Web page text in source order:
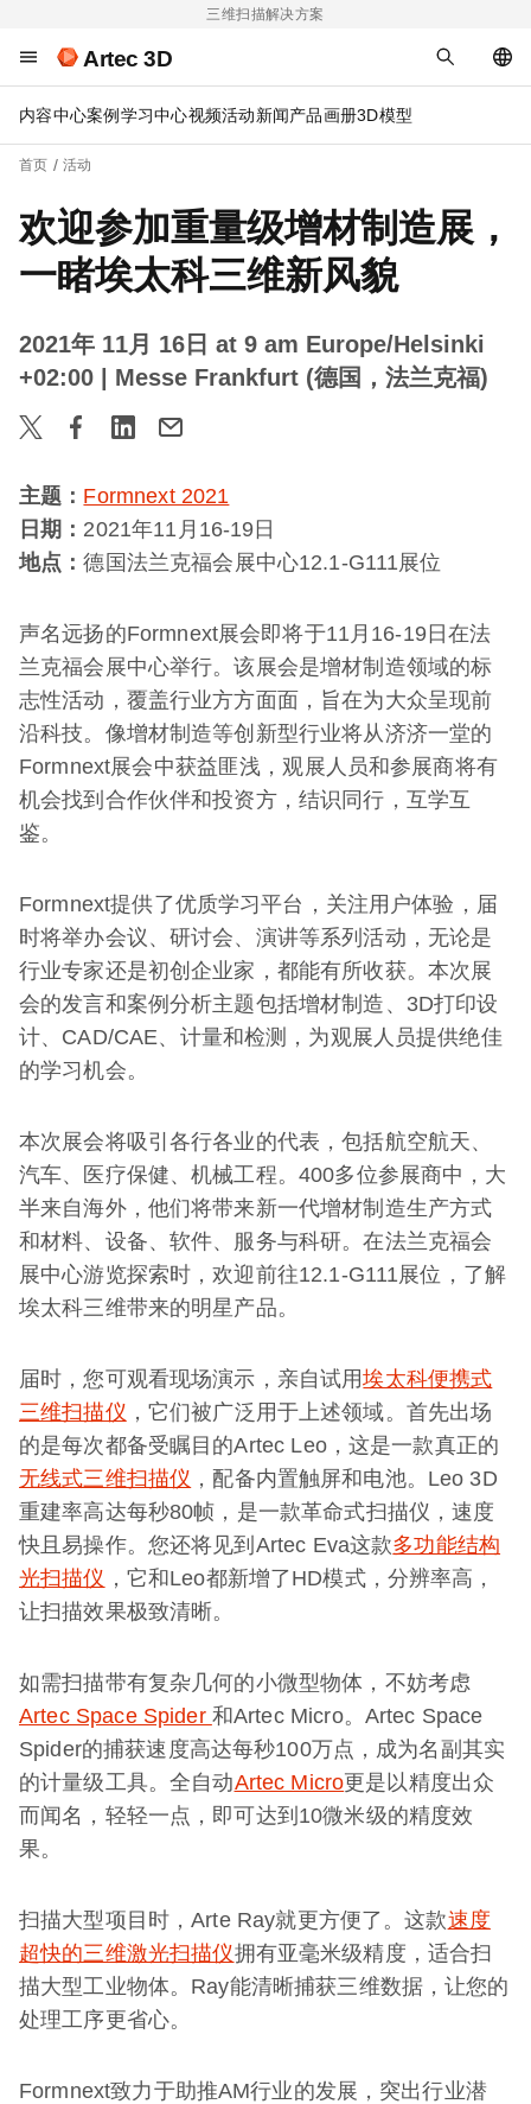
三维扫描解决方案
Artec 3D
内容中心案例 学习中心视频活动新闻产品画册3D模型
首页 活动
欢迎参加重量级增材制造展，
一睹埃太科三维新风貌
2021年 11月 16日 at 9 am Europe/Helsinki
+02:00
| Messe Frankfurt (德国，法兰克福)
主题： Formnext 2021
日期： 2021年11月16-19日
地点：德国法兰克福会展中心12.1-G111展位
声名远扬的Formnext展会即将于11月16-19日在法
兰克福会展中心举行。该展会是增材制造领域的标
志性活动，覆盖行业方方面面，旨在为大众呈现前
沿科技。像增材制造等创新型行业将从济济一堂的
Formnext展会中获益匪浅，观展人员和参展商将有
机会找到合作伙伴和投资方，结识同行，互学互
鉴。
Formnext提供了优质学习平台，关注用户体验，届
时将举办会议、研讨会、演讲等系列活动，无论是
行业专家还是初创企业家，都能有所收获。本次展
会的发言和案例分析主题包括增材制造、3D打印设
计、CAD/CAE、计量和检测，为观展人员提供绝佳
的学习机会。
本次展会将吸引各行各业的代表，包括航空航天、
汽车、医疗保健、机械工程。400多位参展商中，大
半来自海外，他们将带来新一代增材制造生产方式
和材料、设备、软件、服务与科研。在法兰克福会
展中心游览探索时，欢迎前往12.1-G111展位，了解
埃太科三维带来的明星产品。
届时，您可观看现场演示，亲自试用埃太科便携式
三维扫描仪 ，它们被广泛用于上述领域。首先出场
的是每次都备受瞩目的Artec Leo，这是一款真正的
无线式三维扫描仪 ，配备内置触屏和电池。Leo 3D
重建率高达每秒80帧，是一款革命式扫描仪，速度
快且易操作。您还将见到Artec Eva这款多功能结构
光扫描仪 ，它和Leo都新增了HD模式，分辨率高，
让扫描效果极致清晰。
如需扫描带有复杂几何的小微型物体，不妨考虑
Artec Space Spider 和Artec Micro。Artec Space
Spider的捕获速度高达每秒100万点，成为名副其实
的计量级工具。全自动Artec Micro更是以精度出众
而闻名，轻轻一点，即可达到10微米级的精度效
果。
扫描大型项目时，Arte Ray就更方便了。这款速度
超快的三维激光扫描仪拥有亚毫米级精度，适合扫
描大型工业物体。Ray能清晰捕获三维数据，让您的
处理工序更省心。
Formnext致力于助推AM行业的发展，突出行业潜